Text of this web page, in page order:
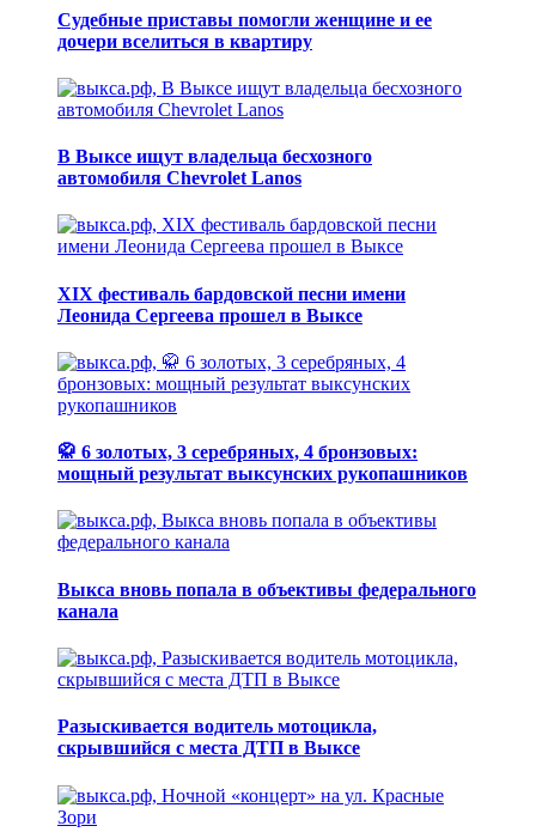
Судебные приставы помогли женщине и ее
дочери вселиться в квартиру
В Выксе ищут владельца бесхозного
автомобиля Chevrolet Lanos
XIX фестиваль бардовской песни имени
Леонида Сергеева прошел в Выксе
🥋 6 золотых, 3 серебряных, 4 бронзовых:
мощный результат выксунских рукопашников
Выкса вновь попала в объективы федерального
канала
Разыскивается водитель мотоцикла,
скрывшийся с места ДТП в Выксе